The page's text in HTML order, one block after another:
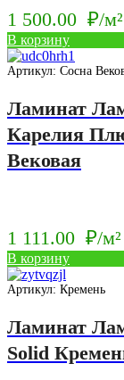
1 500.00 ₽/м²
В корзину
Артикул: Сосна
Ламинат
Карелия
Вековая
1 111.00 ₽/м²
В корзину
Артикул: Кремень
Ламинат
Solid